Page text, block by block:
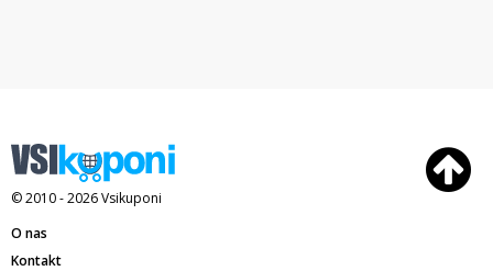
© 2010 - 2026Vsikuponi
O nas
Kontakt